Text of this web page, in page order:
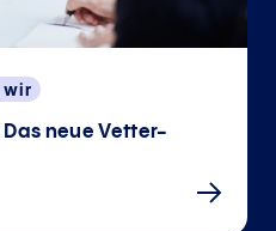
wir
neue Vetter-